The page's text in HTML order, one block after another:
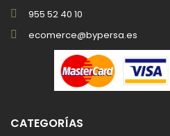
955 52 40 10
ecomerce@bypersa.es
CATEGORÍAS